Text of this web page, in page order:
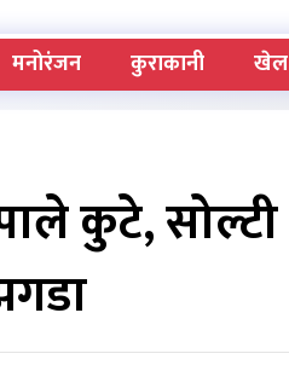
मनोरंजन कुराकानी खेल
कुटे, सोल्टी